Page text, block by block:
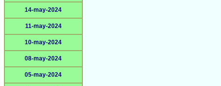
14-may-2024
11-may-2024
10-may-2024
08-may-2024
05-may-2024